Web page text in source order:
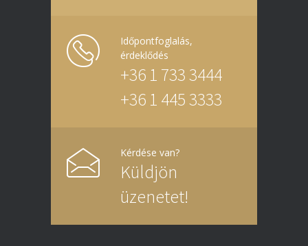
Időpontfoglalás,
érdeklődés
+36 1 733 3444
+36 1 445 3333
Kérdése van?
Küldjön
üzenetet!